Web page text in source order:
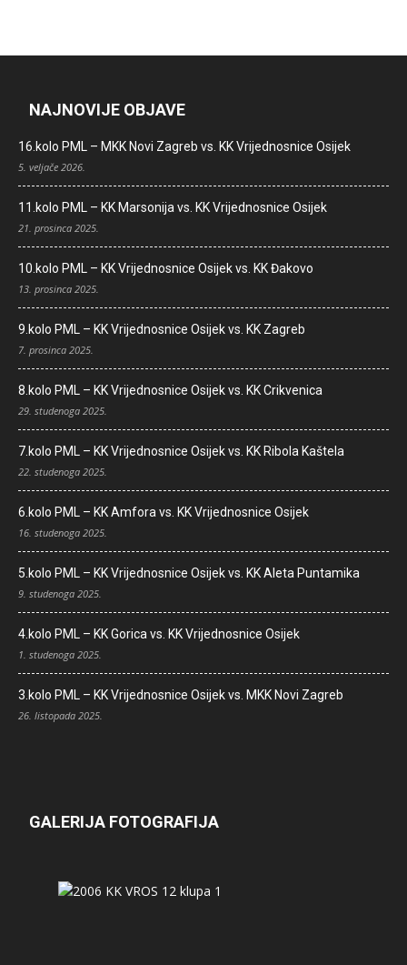
NAJNOVIJE OBJAVE
16.kolo PML – MKK Novi Zagreb vs. KK Vrijednosnice Osijek
5. veljače 2026.
11.kolo PML – KK Marsonija vs. KK Vrijednosnice Osijek
21. prosinca 2025.
10.kolo PML – KK Vrijednosnice Osijek vs. KK Đakovo
13. prosinca 2025.
9.kolo PML – KK Vrijednosnice Osijek vs. KK Zagreb
7. prosinca 2025.
8.kolo PML – KK Vrijednosnice Osijek vs. KK Crikvenica
29. studenoga 2025.
7.kolo PML – KK Vrijednosnice Osijek vs. KK Ribola Kaštela
22. studenoga 2025.
6.kolo PML – KK Amfora vs. KK Vrijednosnice Osijek
16. studenoga 2025.
5.kolo PML – KK Vrijednosnice Osijek vs. KK Aleta Puntamika
9. studenoga 2025.
4.kolo PML – KK Gorica vs. KK Vrijednosnice Osijek
1. studenoga 2025.
3.kolo PML – KK Vrijednosnice Osijek vs. MKK Novi Zagreb
26. listopada 2025.
GALERIJA FOTOGRAFIJA